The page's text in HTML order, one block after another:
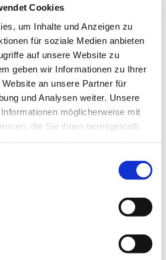
Cookies
um Inhalte und Anzeigen zu
für soziale Medien anbieten
auf unsere Website zu
geben wir Informationen zu Ihrer
an unsere Partner für
und Analysen weiter. Unsere
möglicherweise mit
die Sie ihnen bereitgestellt